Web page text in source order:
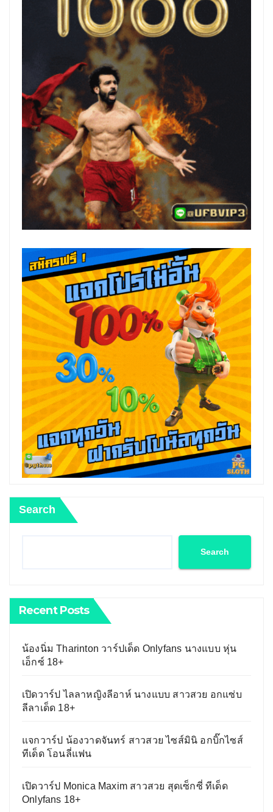
Search
Search
Recent Posts
น้องนิ่ม Tharinton วาร์ปเด็ด Onlyfans นางแบบ หุ่น
เอ็กซ์ 18+
เปิดวาร์ป ไลลาหญิงลีอาห์ นางแบบ สาวสวย อกแซ่บ
ลีลาเด็ด 18+
แจกวาร์ป น้องวาดจันทร์ สาวสวย ไซส์มินิ อกบิ๊กไซส์
ทีเด็ด โอนลี่แฟน
เปิดวาร์ป Monica Maxim สาวสวย สุดเซ็กซี่ ทีเด็ด
Onlyfans 18+